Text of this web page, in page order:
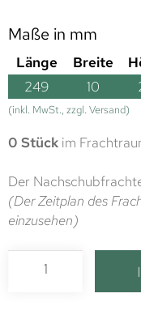
Maße in mm
Länge Breite
249
10
(inkl. MwSt., zzgl. Versand)
0 Stück im
Der
(Der Zeitplan des
einzusehen)